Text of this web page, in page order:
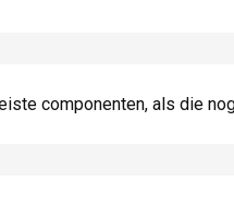
componenten, als die